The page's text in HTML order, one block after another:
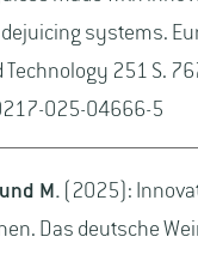
systems.
Technology 251 S.
025-04666-5
M. (2025):
Das deutsche